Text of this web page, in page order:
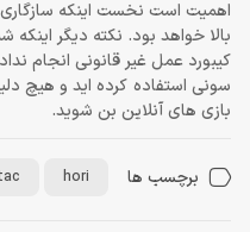
بالا خواهد بود. نکته دیگر
کیبورد عمل غیر قانونی انجام
سونی استفاده کرده اید و هیچ
بازی های آنلاین بن شوید.
برچسب ها hori